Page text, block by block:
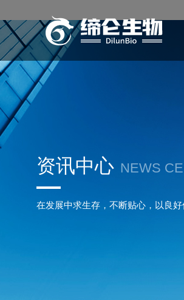
资讯中心 NEWS
在发展中求生存，不断贴心，以良